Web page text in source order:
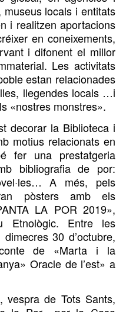
locals i entitats
i realitzen aportacions
en coneixements,
i difonent el millor
Les activitats
estan relacionades
llegendes locals …i
«nostres monstres».
decorar la Biblioteca i
motius relacionats en
fer una prestatgeria
bibliografia de por:
A més, pels
pòsters amb els
LA POR 2019»,
Etnològic. Entre les
dimecres 30 d’octubre,
de «Marta i la
Oracle de l’est» a
vespra de Tots Sants,